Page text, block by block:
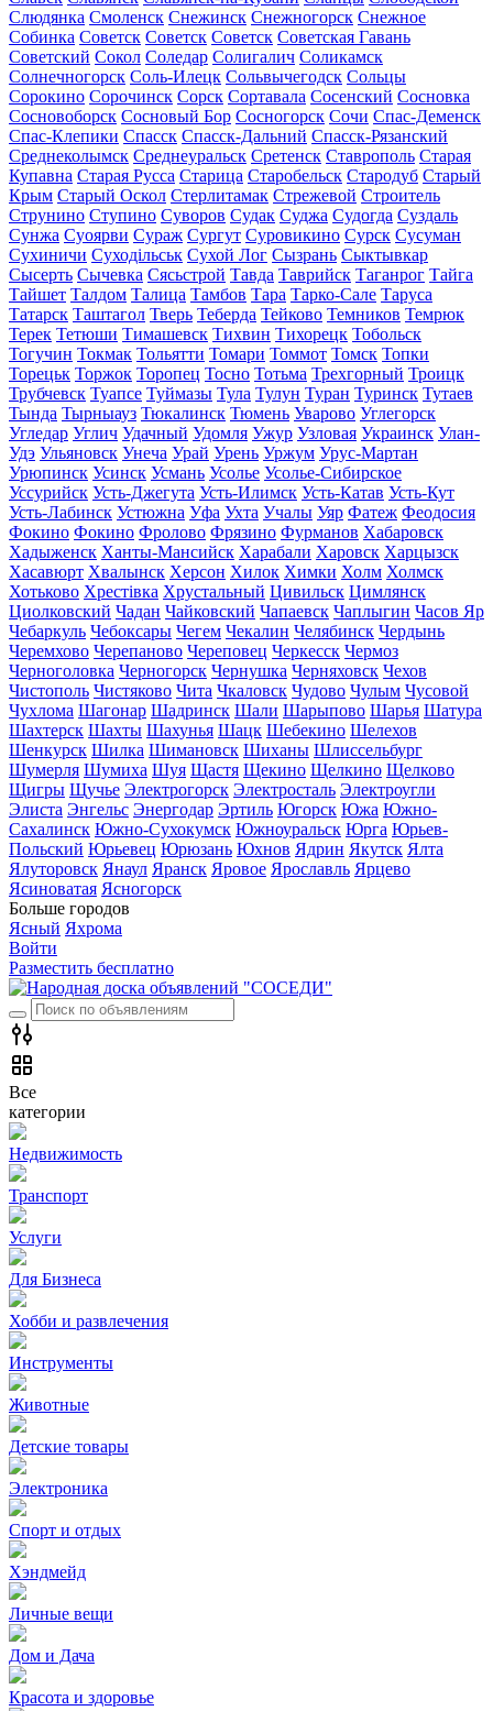
Слюдянка Смоленск Снежинск Снежногорск Снежное
Собинка Советск Советск Советск Советская Гавань
Советский Сокол Соледар Солигалич Соликамск
Солнечногорск Соль-Илецк Сольвычегодск Сольцы
Сорокино Сорочинск Сорск Сортавала Сосенский Сосновка
Сосновоборск Сосновый Бор Сосногорск Сочи Спас-Деменск
Спас-Клепики Спасск Спасск-Дальний Спасск-Рязанский
Среднеколымск Среднеуральск Сретенск Ставрополь Старая
Купавна Старая Русса Старица Старобельск Стародуб Старый
Крым Старый Оскол Стерлитамак Стрежевой Строитель
Струнино Ступино Суворов Судак Суджа Судогда Суздаль
Сунжа Суоярви Сураж Сургут Суровикино Сурск Сусуман
Сухиничи Суходільськ Сухой Лог Сызрань Сыктывкар
Сысерть Сычевка Сясьстрой Тавда Таврийск Таганрог Тайга
Тайшет Талдом Талица Тамбов Тара Тарко-Сале Таруса
Татарск Таштагол Тверь Теберда Тейково Темников Темрюк
Терек Тетюши Тимашевск Тихвин Тихорецк Тобольск
Тогучин Токмак Тольятти Томари Томмот Томск Топки
Торецьк Торжок Торопец Тосно Тотьма Трехгорный Троицк
Трубчевск Туапсе Туймазы Тула Тулун Туран Туринск Тутаев
Тында Тырныауз Тюкалинск Тюмень Уварово Углегорск
Угледар Углич Удачный Удомля Ужур Узловая Украинск Улан-
Удэ Ульяновск Унеча Урай Урень Уржум Урус-Мартан
Урюпинск Усинск Усмань Усолье Усолье-Сибирское
Уссурийск Усть-Джегута Усть-Илимск Усть-Катав Усть-Кут
Усть-Лабинск Устюжна Уфа Ухта Учалы Уяр Фатеж Феодосия
Фокино Фокино Фролово Фрязино Фурманов Хабаровск
Хадыженск Ханты-Мансийск Харабали Харовск Харцызск
Хасавюрт Хвалынск Херсон Хилок Химки Холм Холмск
Хотьково Хрестівка Хрустальный Цивильск Цимлянск
Циолковский Чадан Чайковский Чапаевск Чаплыгин Часов Яр
Чебаркуль Чебоксары Чегем Чекалин Челябинск Чердынь
Черемхово Черепаново Череповец Черкесск Чермоз
Черноголовка Черногорск Чернушка Черняховск Чехов
Чистополь Чистяково Чита Чкаловск Чудово Чулым Чусовой
Чухлома Шагонар Шадринск Шали Шарыпово Шарья Шатура
Шахтерск Шахты Шахунья Шацк Шебекино Шелехов
Шенкурск Шилка Шимановск Шиханы Шлиссельбург
Шумерля Шумиха Шуя Щастя Щекино Щелкино Щелково
Щигры Щучье Электрогорск Электросталь Электроугли
Элиста Энгельс Энергодар Эртиль Югорск Южа Южно-
Сахалинск Южно-Сухокумск Южноуральск Юрга Юрьев-
Польский Юрьевец Юрюзань Юхнов Ядрин Якутск Ялта
Ялуторовск Янаул Яранск Яровое Ярославль Ярцево
Ясиноватая Ясногорск
Больше городов
Ясный Яхрома
Войти
Разместить бесплатно
Все
категории
Недвижимость
Транспорт
Услуги
Для Бизнеса
Хобби и развлечения
Инструменты
Животные
Детские товары
Электроника
Спорт и отдых
Хэндмейд
Личные вещи
Дом и Дача
Красота и здоровье